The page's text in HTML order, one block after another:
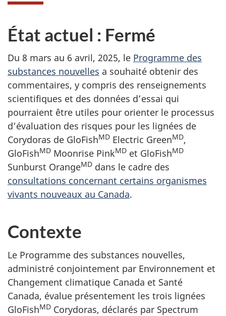
État actuel : Fermé
Du 8 mars au 6 avril, 2025, le Programme des
substances nouvelles a souhaité obtenir des
commentaires, y compris des renseignements
scientifiques et des données d’essai qui
pourraient être utiles pour orienter le processus
d’évaluation des risques pour les lignées de
Corydoras de GloFishMD Electric GreenMD,
GloFishMD Moonrise PinkMD et GloFishMD
Sunburst OrangeMD dans le cadre des
consultations concernant certains organismes
vivants nouveaux au Canada.
Contexte
Le Programme des substances nouvelles,
administré conjointement par Environnement et
Changement climatique Canada et Santé
Canada, évalue présentement les trois lignées
GloFishMD Corydoras, déclarés par Spectrum